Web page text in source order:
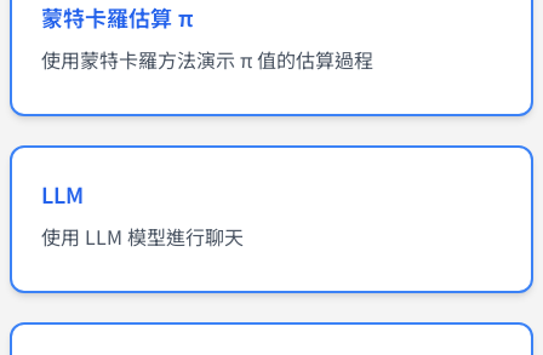
蒙特卡羅估算 π
使用蒙特卡羅方法演示 π 值的估算過程
LLM
使用 LLM 模型進行聊天